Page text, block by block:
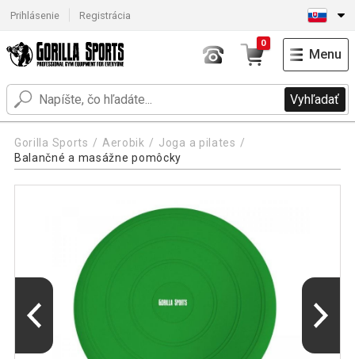
Prihlásenie Registrácia
Vyhľadať
0
Menu
Gorilla Sports Aerobik
Joga a pilates
Balančné a masážne pomôcky